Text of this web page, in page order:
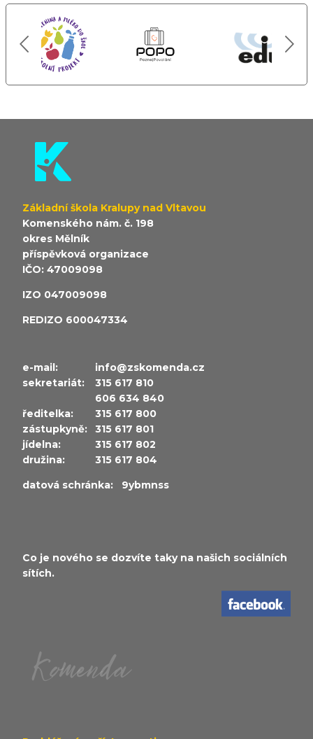
Základní škola Kralupy nad Vltavou
Komenského nám. č. 198
okres Mělník
příspěvková organizace
IČO: 47009098
IZO 047009098
REDIZO 600047334
e-mail:
info@zskomenda.cz
sekretariát:
315 617 810
606 634 840
ředitelka:
315 617 800
zástupkyně:
315 617 801
jídelna:
315 617 802
družina:
315 617 804
datová schránka: 9ybmnss
Co je nového se dozvíte taky na našich sociálních
sítích.